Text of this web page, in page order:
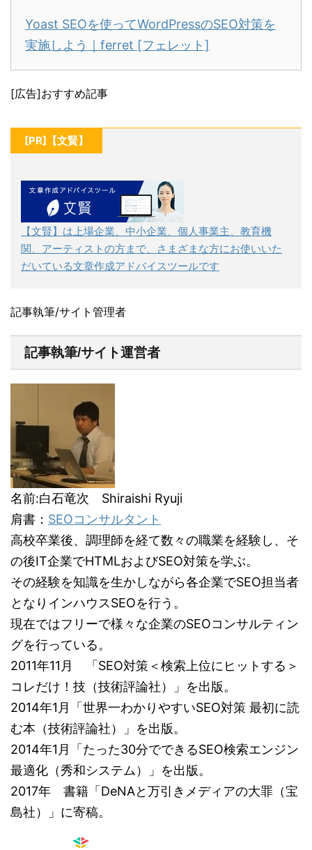
Yoast SEOを使ってWordPressのSEO対策を
実施しよう｜ferret [フェレット]
[広告]おすすめ記事
[PR]【文賢】
【文賢】は上場企業、中小企業、個人事業主、教育機
関、アーティストの方まで、さまざまな方にお使いいた
だいている文章作成アドバイスツールです
記事執筆/サイト管理者
記事執筆/サイト運営者
名前:白石竜次 Shiraishi Ryuji
肩書： SEOコンサルタント
高校卒業後、調理師を経て数々の職業を経験し、そ
の後IT企業でHTMLおよびSEO対策を学ぶ。
その経験を知識を生かしながら各企業でSEO担当者
となりインハウスSEOを行う。
現在ではフリーで様々な企業のSEOコンサルティン
グを行っている。
2011年11月 「SEO対策＜検索上位にヒットする＞
コレだけ！技（技術評論社）」を出版。
2014年1月「世界一わかりやすいSEO対策 最初に読
む本（技術評論社）」を出版。
2014年1月「たった30分でできるSEO検索エンジン
最適化（秀和システム）」を出版。
2017年 書籍「DeNAと万引きメディアの大罪（宝
島社）」に寄稿。